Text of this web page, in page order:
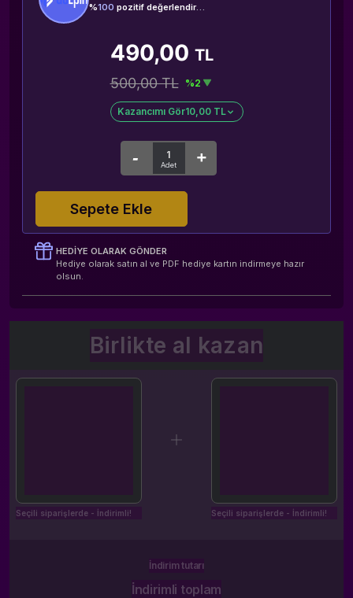
%100 pozitif değerlendirme
490,00 TL
500,00 TL %2
Kazancımı Gör10,00 TL
Sepete Ekle
HEDIYE OLARAK GÖNDER
Hediye olarak satın al ve PDF hediye kartın indirmeye hazır
olsun.
Birlikte al kazan
Seçili siparişlerde - İndirimli! Seçili siparişlerde - İndirimli!
İndirim tutarı
İndirimli toplam